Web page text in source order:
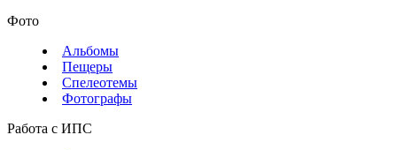
Фото
Альбомы
Пещеры
Спелеотемы
Фотографы
Работа с ИПС